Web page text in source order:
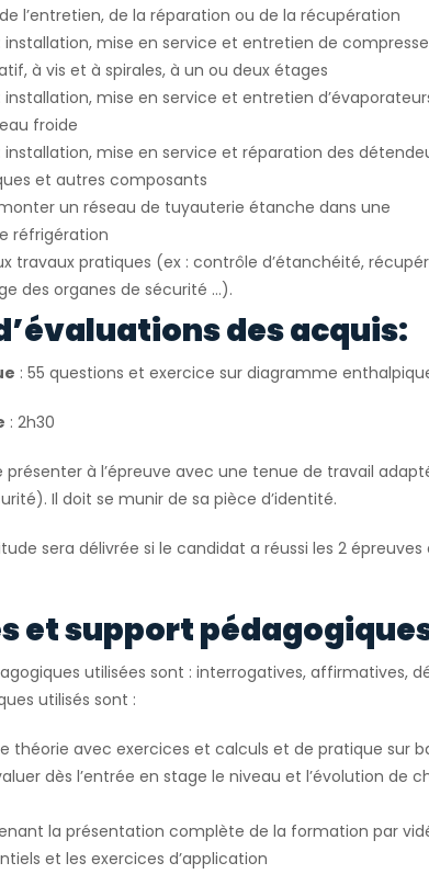
l’entretien, de la réparation ou de la récupération
mise en service et entretien de
à vis et à spirales, à un ou deux étages
mise en service et entretien
froide
mise en service et réparation des
et autres composants
un réseau de tuyauterie étanche dans une
réfrigération
travaux pratiques (ex : contrôle d’étanchéité,
des organes de sécurité …).
des acquis:
: 55 questions et exercice sur diagramme
: 2h30
à l’épreuve avec une tenue de travail
Il doit se munir de sa pièce d’identité.
sera délivrée si le candidat a réussi les 2
et support
utilisées sont : interrogatives, affirmatives,
utilisés sont :
théorie avec exercices et calculs et de pratique sur
dès l’entrée en stage le niveau et l’évolution de
la présentation complète de la formation par
et les exercices d’application